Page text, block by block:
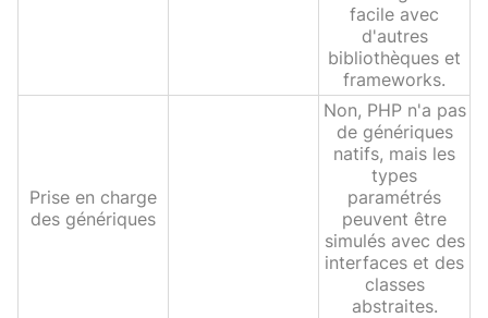
facile avec
d'autres
bibliothèques et
frameworks.
Prise en charge
des génériques
Non, PHP n'a pas
de génériques
natifs, mais les
types
paramétrés
peuvent être
simulés avec des
interfaces et des
classes
abstraites.